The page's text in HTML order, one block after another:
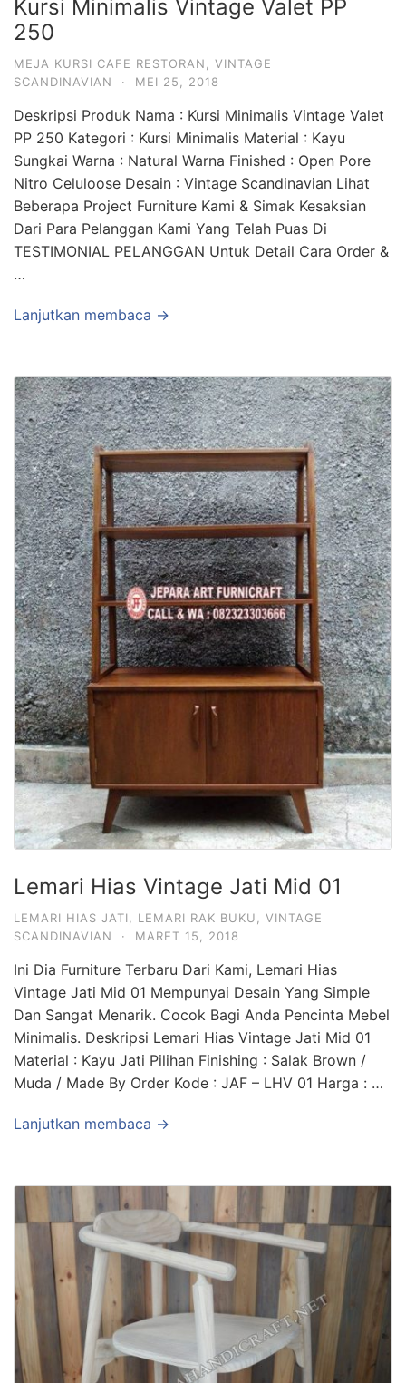
Kursi Minimalis Vintage Valet PP
250
MEJA KURSI CAFE RESTORAN
VINTAGE
SCANDINAVIAN
· MEI 25, 2018
Deskripsi Produk Nama : Kursi Minimalis Vintage Valet
PP 250 Kategori : Kursi Minimalis Material : Kayu
Sungkai Warna : Natural Warna Finished : Open Pore
Nitro Celuloose Desain : Vintage Scandinavian Lihat
Beberapa Project Furniture Kami & Simak Kesaksian
Dari Para Pelanggan Kami Yang Telah Puas Di
TESTIMONIAL PELANGGAN Untuk Detail Cara Order &
…
Lanjutkan membaca →
Lemari Hias Vintage Jati Mid 01
LEMARI HIAS JATI LEMARI RAK BUKU
VINTAGE
SCANDINAVIAN
· MARET 15, 2018
Ini Dia Furniture Terbaru Dari Kami, Lemari Hias
Vintage Jati Mid 01 Mempunyai Desain Yang Simple
Dan Sangat Menarik. Cocok Bagi Anda Pencinta Mebel
Minimalis. Deskripsi Lemari Hias Vintage Jati Mid 01
Material : Kayu Jati Pilihan Finishing : Salak Brown /
Muda / Made By Order Kode : JAF – LHV 01 Harga : …
Lanjutkan membaca →